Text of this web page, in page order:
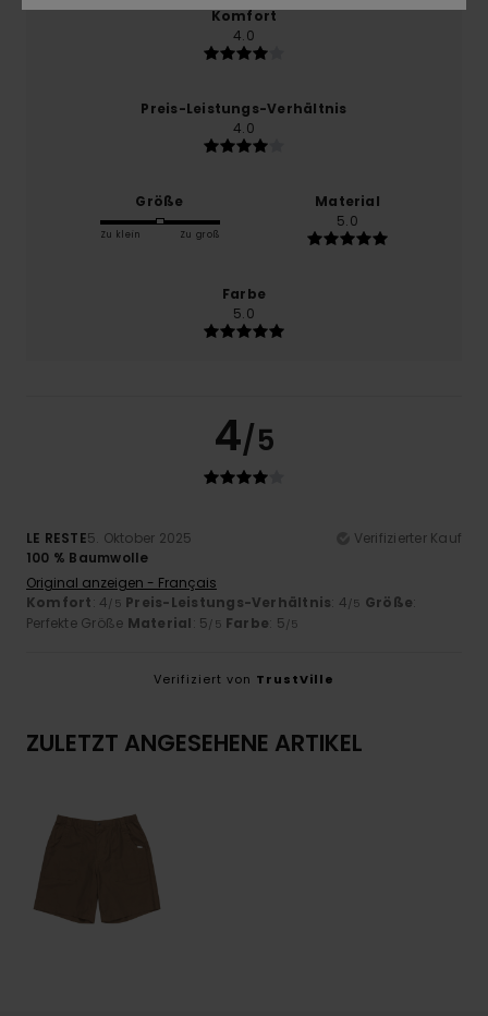
Komfort
4.0
Preis-Leistungs-Verhältnis
4.0
Größe
Zu klein Zu groß
Material
5.0
Farbe
5.0
4/5
LE RESTE5. Oktober 2025
Verifizierter Kauf
100 % Baumwolle
Original anzeigen - Français
Komfort: 4/5 Preis-Leistungs-Verhältnis: 4/5 Größe:
Perfekte Größe Material: 5/5 Farbe: 5/5
Verifiziert von TrustVille
ZULETZT ANGESEHENE ARTIKEL